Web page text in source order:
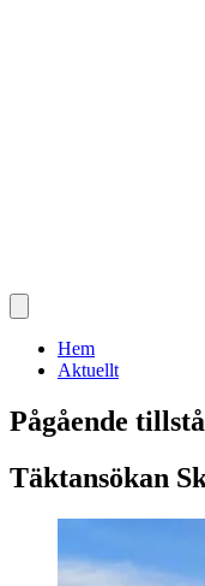
Hem
Aktuellt
Pågående
Täktansökan